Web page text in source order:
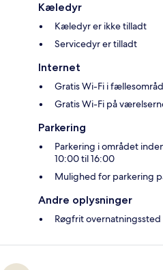
Kæledyr
Kæledyr er ikke tilladt
Servicedyr er tilladt
Internet
Gratis Wi-Fi i
Gratis Wi-Fi på
Parkering
Parkering i området
10:00 til 16:00
Mulighed for parkering
Andre oplysninger
Røgfrit overnatningssted